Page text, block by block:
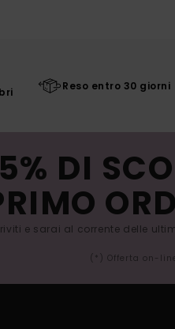
Reso entro 30 giorni
DI
e sarai al corrente delle
(*) Offerta on-